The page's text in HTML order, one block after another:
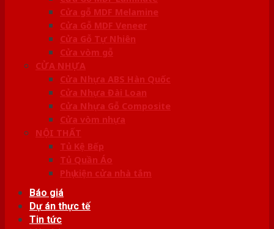
Cửa gỗ MDF Melamine
Cửa Gỗ MDF Veneer
Cửa Gỗ Tự Nhiên
Cửa vòm gỗ
CỬA NHỰA
Cửa Nhựa ABS Hàn Quốc
Cửa Nhựa Đài Loan
Cửa Nhựa Gỗ Composite
Cửa vòm nhựa
NỘI THẤT
Tủ Kệ Bếp
Tủ Quần Áo
Phụ kiện cửa nhà tắm
Báo giá
Dự án thực tế
Tin tức